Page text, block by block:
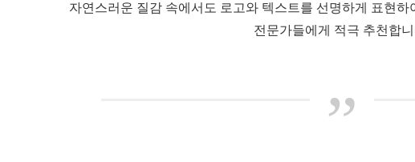
자연스러운 질감 속에서도 로고와 텍스트를 선명하게 표현
전문가들에게 적극 추천합
”